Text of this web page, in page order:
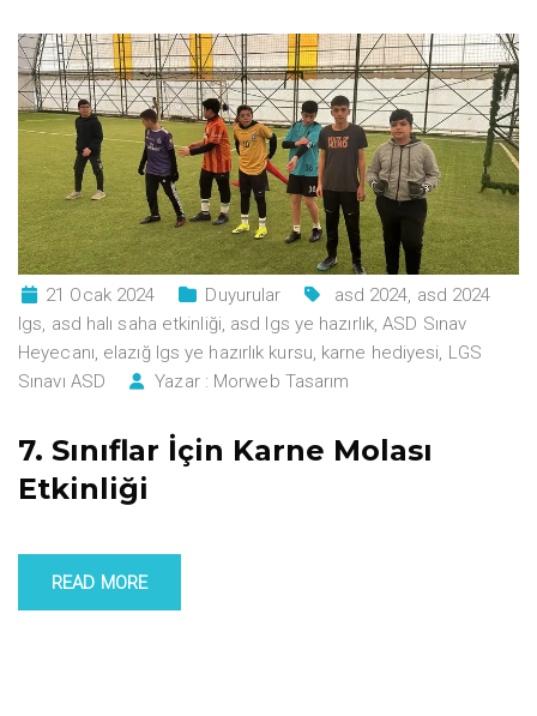
21 Ocak 2024 Duyurular asd 2024, asd 2024
lgs, asd halı saha etkinliği, asd lgs ye hazırlık,ASD Sınav
Heyecanı, elazığ lgs ye hazırlık kursu, karne hediyesi, LGS
Sınavı ASD
Yazar : Morweb Tasarım
7. Sınıflar İçin Karne Molası
Etkinliği
READ MORE